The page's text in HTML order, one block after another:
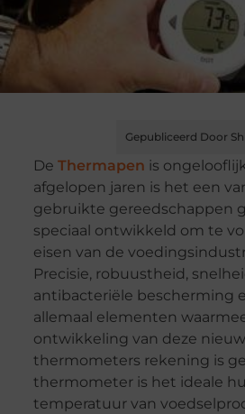
Gepubliceerd Door
De Thermapen is
afgelopen jaren is het een
gebruikte gereedschappen
speciaal ontwikkeld om te
eisen van de
Precisie, robuustheid,
antibacteriële bescherming
allemaal elementen
ontwikkeling van deze
thermometers rekening is
thermometer is het ideale
temperatuur van